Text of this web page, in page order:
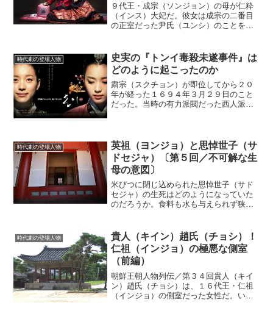
９代王・成宗（ソンジョン）の母が仁粋
（インス）大妃だ。彼女は成宗の二番目
の正室だった尹氏（ユンシ）のことを
込んでいった。(adsbygoogle =
window.ad...
時代劇の登場人物
史実の『トンイ毒殺未遂事件』は
どのように起こったのか
粛宗（スクチョン）が即位してから２０
年が経った１６９４年３月２９日のこと
だった。当時の有力派閥だった西人派に
「張希載が淑嬪・崔氏を毒...
時代劇の登場人物
英祖（ヨンジョ）と思悼世子（サ
ドセジャ）〔第５回／不可解な生
母の意図〕
米びつに閉じ込められた思悼世子（サド
セジャ）の生死はどのようになっていた
のだろうか。食料も水も与えられず狭い
誰にもわからないことだった。死後に名
誉を回復思悼世子が米びつの...
時代劇の登場人物
貴人（キイン）趙氏（チョシ）！
仁祖（インジョ）の極悪な側室
（前編）
朝鮮王朝人物列伝／第３４回貴人（キイ
ン）趙氏（チョシ）は、１６代王・仁祖
（インジョ）の側室だった女性だ。いっ